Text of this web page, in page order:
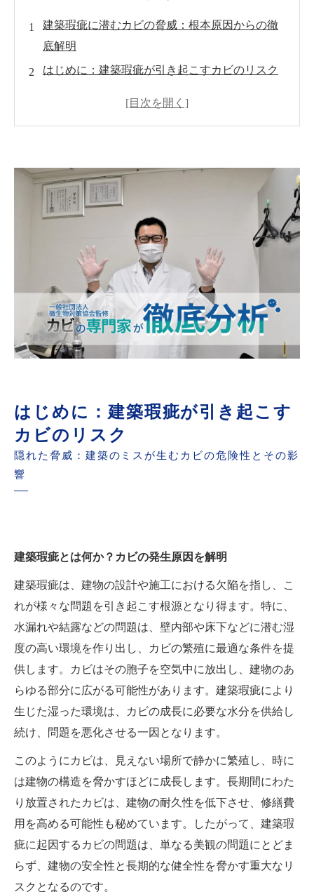
建築瑕疵に潜むカビの脅威：根本原因からの徹
底解明
はじめに：建築瑕疵が引き起こすカビのリスク
カビバスターズによるカビ対策サービス
よくある質問：カビ取りと予防についての疑問
解消
まとめ：建築瑕疵によるカビから住環境を守る
世良 秀雄-カビのプロフェッシャル-
はじめに：建築瑕疵が引き起こす
カビのリスク
隠れた脅威：建築のミスが生むカビの危険性とその影
響
建築瑕疵とは何か？カビの発生原因を解明
建築瑕疵は、建物の設計や施工における欠陥を指し、こ
れが様々な問題を引き起こす根源となり得ます。特に、
水漏れや結露などの問題は、壁内部や床下などに潜む湿
度の高い環境を作り出し、カビの繁殖に最適な条件を提
供します。カビはその胞子を空気中に放出し、建物のあ
らゆる部分に広がる可能性があります。建築瑕疵により
生じた湿った環境は、カビの成長に必要な水分を供給し
続け、問題を悪化させる一因となります。
このようにカビは、見えない場所で静かに繁殖し、時に
は建物の構造を脅かすほどに成長します。長期間にわた
り放置されたカビは、建物の耐久性を低下させ、修繕費
用を高める可能性も秘めています。したがって、建築瑕
疵に起因するカビの問題は、単なる美観の問題にとどま
らず、建物の安全性と長期的な健全性を脅かす重大なリ
スクとなるのです。